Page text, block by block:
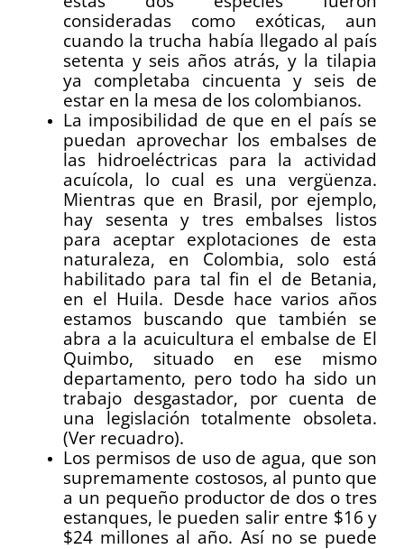
consideradas como exóticas, aun
cuando la trucha había llegado al país
setenta y seis años atrás, y la tilapia
ya completaba cincuenta y seis de
estar en la mesa de los colombianos.
La imposibilidad de que en el país se
puedan aprovechar los embalses de
las hidroeléctricas para la actividad
acuícola, lo cual es una vergüenza.
Mientras que en Brasil, por ejemplo,
hay sesenta y tres embalses listos
para aceptar explotaciones de esta
naturaleza, en Colombia, solo está
habilitado para tal fin el de Betania,
en el Huila. Desde hace varios años
estamos buscando que también se
abra a la acuicultura el embalse de El
Quimbo, situado en ese mismo
departamento, pero todo ha sido un
trabajo desgastador, por cuenta de
una legislación totalmente obsoleta.
(Ver recuadro).
Los permisos de uso de agua, que son
supremamente costosos, al punto que
a un pequeño productor de dos o tres
estanques, le pueden salir entre $16 y
$24 millones al año. Así no se puede